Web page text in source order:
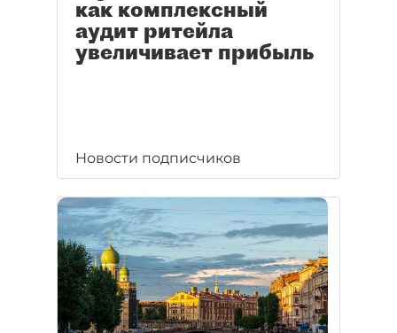
как комплексный
аудит ритейла
увеличивает прибыль
Новости подписчиков